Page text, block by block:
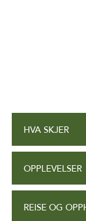
HVA SKJER
OPPLEVELSER
REISE OG